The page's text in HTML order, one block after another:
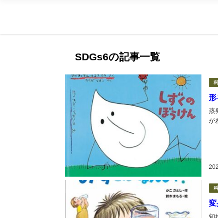
SDGs6の記事一覧
蒸
が
変
知